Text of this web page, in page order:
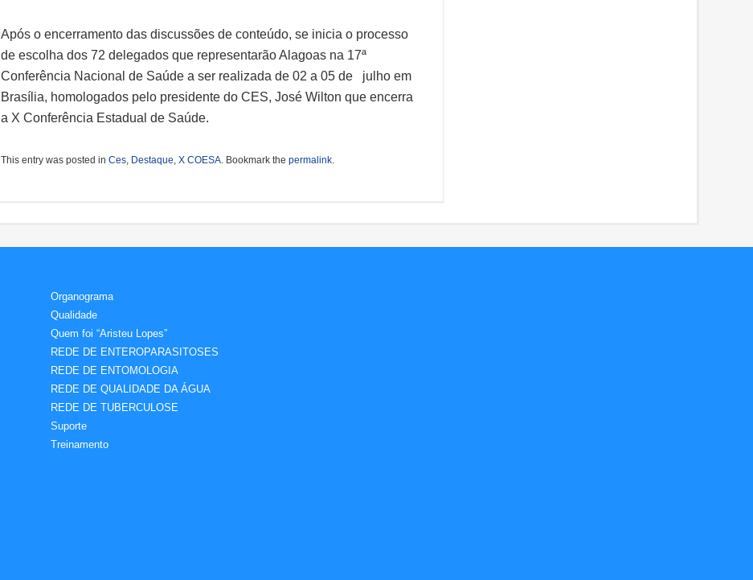
Após o encerramento das discussões de conteúdo, se inicia o processo
de escolha dos 72 delegados que representarão Alagoas na 17ª
Conferência Nacional de Saúde a ser realizada de 02 a 05 de julho em
Brasília, homologados pelo presidente do CES, José Wilton que encerra
a X Conferência Estadual de Saúde.
This entry was posted in Ces, Destaque, X COESA. Bookmark the permalink.
Organograma
Qualidade
Quem foi “Aristeu Lopes”
REDE DE ENTEROPARASITOSES
REDE DE ENTOMOLOGIA
REDE DE QUALIDADE DA ÁGUA
REDE DE TUBERCULOSE
Suporte
Treinamento